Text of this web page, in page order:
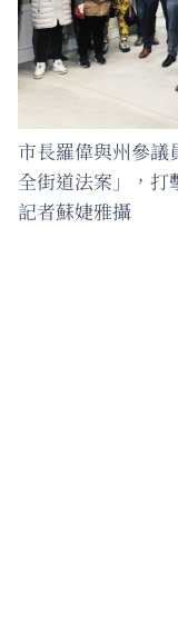
市長羅偉與州參議
全街道法案」，打
記者蘇婕雅攝